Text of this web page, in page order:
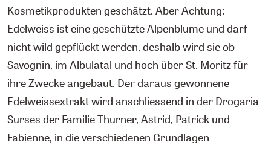
Kosmetikprodukten geschätzt. Aber Achtung:
Edelweiss ist eine geschützte Alpenblume und darf
nicht wild gepflückt werden, deshalb wird sie ob
Savognin, im Albulatal und hoch über St. Moritz für
ihre Zwecke angebaut. Der daraus gewonnene
Edelweissextrakt wird anschliessend in der Drogaria
Surses der Familie Thurner, Astrid, Patrick und
Fabienne, in die verschiedenen Grundlagen